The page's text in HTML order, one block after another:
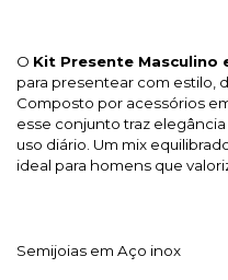
O Kit Presente Masculino
para presentear com estilo,
Composto por acessórios
esse conjunto traz
uso diário. Um mix
ideal para homens que
Semijoias em Aço inox